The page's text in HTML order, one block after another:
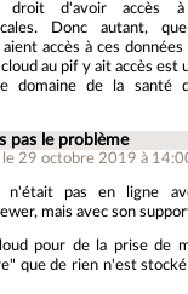
droit d'avoir accès
Donc autant,
accès à ces
au pif y ait accès est
domaine de la santé
pas le problème
le 29 octobre 2019 à
n'était pas en ligne
mais avec son
pour de la prise de
que de rien n'est